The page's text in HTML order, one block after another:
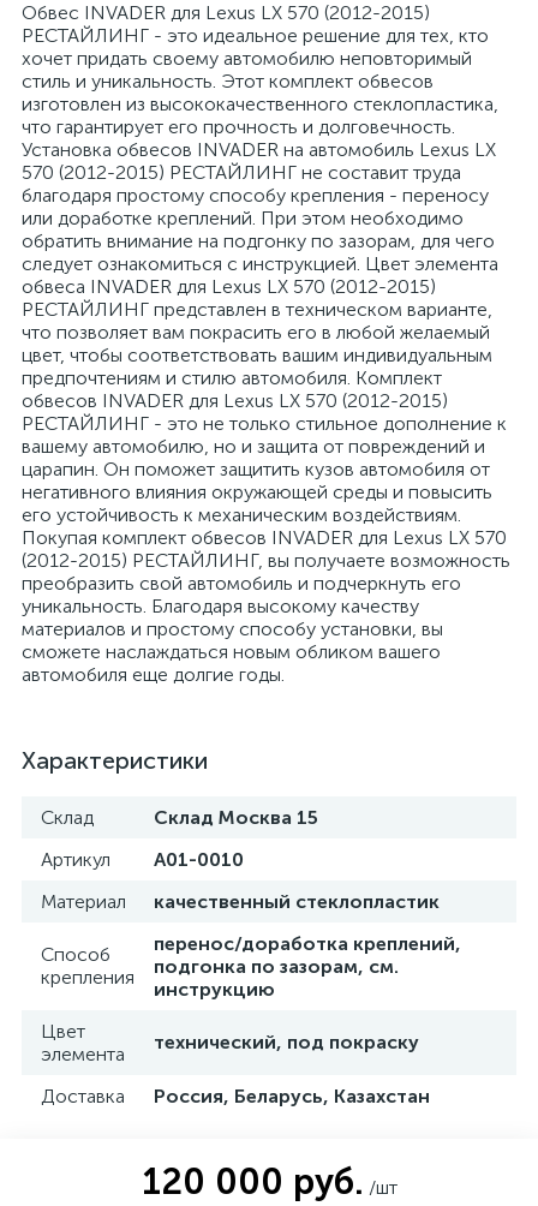
Обвес INVADER для Lexus LX 570 (2012-2015)
РЕСТАЙЛИНГ - это идеальное решение для тех, кто
хочет придать своему автомобилю неповторимый
стиль и уникальность. Этот комплект обвесов
изготовлен из высококачественного стеклопластика,
что гарантирует его прочность и долговечность.
Установка обвесов INVADER на автомобиль Lexus LX
570 (2012-2015) РЕСТАЙЛИНГ не составит труда
благодаря простому способу крепления - переносу
или доработке креплений. При этом необходимо
обратить внимание на подгонку по зазорам, для чего
следует ознакомиться с инструкцией. Цвет элемента
обвеса INVADER для Lexus LX 570 (2012-2015)
РЕСТАЙЛИНГ представлен в техническом варианте,
что позволяет вам покрасить его в любой желаемый
цвет, чтобы соответствовать вашим индивидуальным
предпочтениям и стилю автомобиля. Комплект
обвесов INVADER для Lexus LX 570 (2012-2015)
РЕСТАЙЛИНГ - это не только стильное дополнение к
вашему автомобилю, но и защита от повреждений и
царапин. Он поможет защитить кузов автомобиля от
негативного влияния окружающей среды и повысить
его устойчивость к механическим воздействиям.
Покупая комплект обвесов INVADER для Lexus LX 570
(2012-2015) РЕСТАЙЛИНГ, вы получаете возможность
преобразить свой автомобиль и подчеркнуть его
уникальность. Благодаря высокому качеству
материалов и простому способу установки, вы
сможете наслаждаться новым обликом вашего
автомобиля еще долгие годы.
Характеристики
Склад
Склад Москва 15
Артикул
A01-0010
Материал
качественный стеклопластик
Способ
крепления
перенос/доработка креплений,
подгонка по зазорам, см.
инструкцию
Цвет
элемента
технический, под покраску
Доставка Россия, Беларусь, Казахстан
120 000 руб. /шт